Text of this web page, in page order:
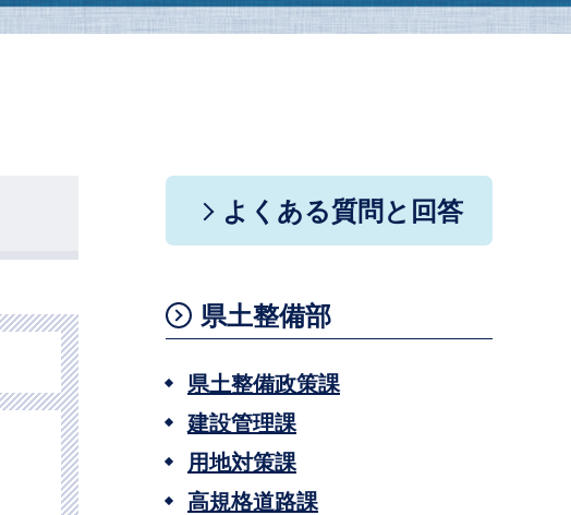
よくある質問と回答
県土整備部
県土整備政策課
建設管理課
用地対策課
高規格道路課